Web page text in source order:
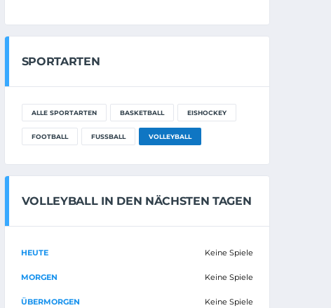
SPORTARTEN
ALLE SPORTARTEN BASKETBALL EISHOCKEY
FOOTBALL FUSSBALL VOLLEYBALL
VOLLEYBALL IN DEN NÄCHSTEN TAGEN
HEUTE Keine Spiele
MORGEN Keine Spiele
ÜBERMORGEN Keine Spiele